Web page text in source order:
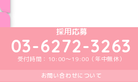
めいどりーみんTikTok
めいどりーみんX公
めいどりーみ
めいどり
め
採用応募
03-6272-3263
受付時間：10:00～19:00（年中無休）
お問い合わせについて